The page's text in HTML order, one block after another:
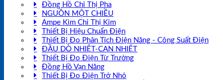
Đồng Hồ Chỉ Thị Pha
NGUỒN MỘT CHIỀU
Ampe Kìm Chỉ Thị Kim
Thiết Bị Hiệu Chuẩn Điện
Thiết Bị Đo Phân Tích Điện Năng - Công Suất Điện
ĐẦU DÒ NHIỆT-CAN NHIỆT
Thiết Bị Đo Điện Từ Trường
Đồng Hồ Vạn Năng
Thiết Bị Đo Điện Trở Nhỏ